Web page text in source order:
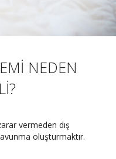
NEDEN
vermeden dış
oluşturmaktır.